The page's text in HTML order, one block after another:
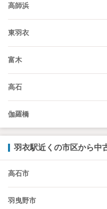
高師浜
東羽衣
富木
高石
伽羅橋
羽衣駅近くの市区から中
高石市
羽曳野市